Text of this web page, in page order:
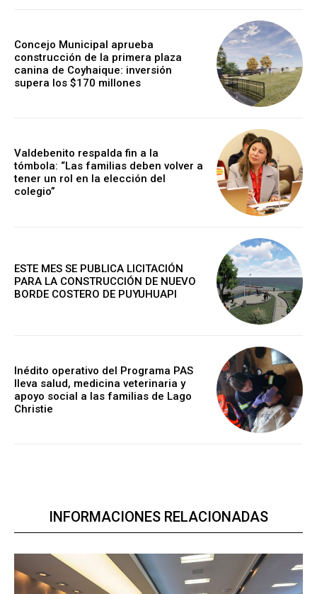
Concejo Municipal aprueba
construcción de la primera plaza
canina de Coyhaique: inversión
supera los $170 millones
Valdebenito respalda fin a la
tómbola: “Las familias deben volver a
tener un rol en la elección del
colegio”
ESTE MES SE PUBLICA LICITACIÓN
PARA LA CONSTRUCCIÓN DE NUEVO
BORDE COSTERO DE PUYUHUAPI
Inédito operativo del Programa PAS
lleva salud, medicina veterinaria y
apoyo social a las familias de Lago
Christie
INFORMACIONES RELACIONADAS